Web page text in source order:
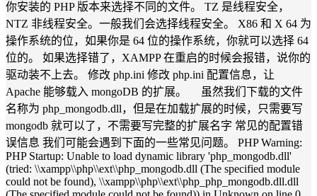
你安装的 PHP 版本来选择不同的文件。 TZ 是线程安全，
NTZ 非线程安全。一般我们会选择线程安全。 X86 和 X 64 为
操作系统的位，如果你是 64 位的操作系统，你就可以选择 64
位的。 如果选择错了，XAMPP 在重启的时候会报错，说你的
驱动装不上去。 修改 php.ini 修改 php.ini 配置信息，让
Apache 能够载入 mongoDB 的扩展。 虽然我们下载的文件
名称为 php_mongodb.dll，但是在加载扩展的时候，只需要写
mongodb 就可以了，不需要写完整的扩展名字 常见的配置错
误信息 我们可能会遇到下面的一些常见问题。 PHP Warning:
PHP Startup: Unable to load dynamic library 'php_mongodb.dll'
(tried: \\xampp\\php\\ext\\php_mongodb.dll (The specified module
could not be found), \\xampp\\php\\ext\\php_php_mongodb.dll.dll